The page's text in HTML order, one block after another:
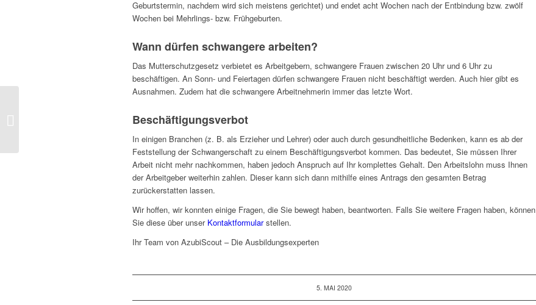
Geburtstermin, nachdem wird sich meistens gerichtet) und endet acht Wochen nach der Entbindung bzw. zwölf
Wochen bei Mehrlings- bzw. Frühgeburten.
Wann dürfen schwangere arbeiten?
Das Mutterschutzgesetz verbietet es Arbeitgebern, schwangere Frauen zwischen 20 Uhr und 6 Uhr zu
beschäftigen. An Sonn- und Feiertagen dürfen schwangere Frauen nicht beschäftigt werden. Auch hier gibt es
Ausnahmen. Zudem hat die schwangere Arbeitnehmerin immer das letzte Wort.
Beschäftigungsverbot
In einigen Branchen (z. B. als Erzieher und Lehrer) oder auch durch gesundheitliche Bedenken, kann es ab der
Feststellung der Schwangerschaft zu einem Beschäftigungsverbot kommen. Das bedeutet, Sie müssen Ihrer
Arbeit nicht mehr nachkommen, haben jedoch Anspruch auf Ihr komplettes Gehalt. Den Arbeitslohn muss Ihnen
der Arbeitgeber weiterhin zahlen. Dieser kann sich dann mithilfe eines Antrags den gesamten Betrag
zurückerstatten lassen.
Wir hoffen, wir konnten einige Fragen, die Sie bewegt haben, beantworten. Falls Sie weitere Fragen haben, können
Sie diese über unser Kontaktformularstellen.
Ihr Team von AzubiScout – Die Ausbildungsexperten
5. MAI 2020